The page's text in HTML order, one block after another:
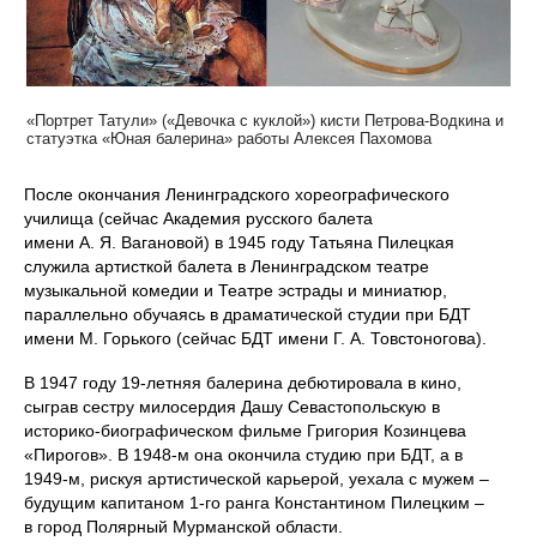
«Портрет Татули» («Девочка с куклой») кисти Петрова-Водкина и
статуэтка «Юная балерина» работы Алексея Пахомова
После окончания Ленинградского хореографического
училища (сейчас Академия русского балета
имени А. Я. Вагановой) в 1945 году Татьяна Пилецкая
служила артисткой балета в Ленинградском театре
музыкальной комедии и Театре эстрады и миниатюр,
параллельно обучаясь в драматической студии при БДТ
имени М. Горького (сейчас БДТ имени Г. А. Товстоногова).
В 1947 году 19-летняя балерина дебютировала в кино,
сыграв сестру милосердия Дашу Севастопольскую в
историко-биографическом фильме Григория Козинцева
«Пирогов». В 1948‑м она окончила студию при БДТ, а в
1949‑м, рискуя артистической карьерой, уехала с мужем –
будущим капитаном 1‑го ранга Константином Пилецким –
в город Полярный Мурманской области.